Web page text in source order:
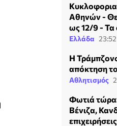
Αθηνών -
ως 12/9 - Τα
Ελλάδα 23:52
Η
απόκτηση
Αθλητισμός
Φωτιά
Βένιζα,